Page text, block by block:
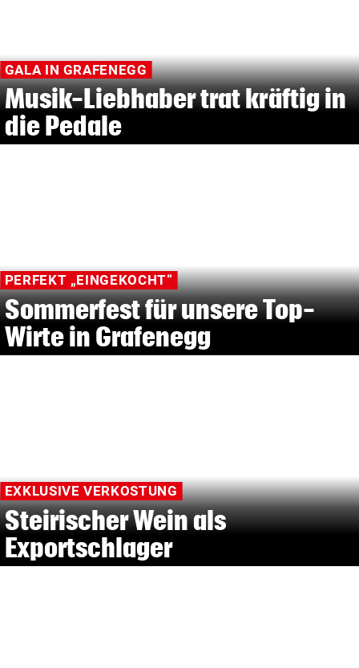
GALA IN GRAFENEGG
Musik-Liebhaber trat kräftig in
die Pedale
PERFEKT „EINGEKOCHT“
Sommerfest für unsere Top-
Wirte in Grafenegg
EXKLUSIVE VERKOSTUNG
Steirischer Wein als
Exportschlager